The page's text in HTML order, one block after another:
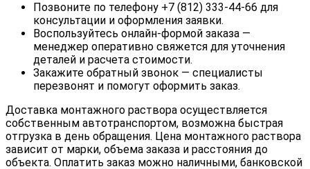
Позвоните по телефону +7 (812) 333-44-66 для
консультации и оформления заявки.
Воспользуйтесь онлайн-формой заказа —
менеджер оперативно свяжется для уточнения
деталей и расчета стоимости.
Закажите обратный звонок — специалисты
перезвонят и помогут оформить заказ.
Доставка монтажного раствора осуществляется
собственным автотранспортом, возможна быстрая
отгрузка в день обращения. Цена монтажного раствора
зависит от марки, объема заказа и расстояния до
объекта. Оплатить заказ можно наличными, банковской